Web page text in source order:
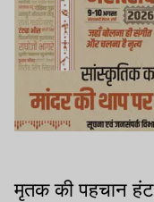
मृतक की पहचान